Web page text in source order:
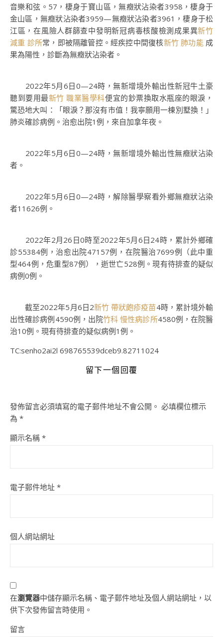
音樂和弦。57，棲身于寶山區，無癥狀沾染者3958，棲身于
金山區，無癥狀沾染者3959—無癥狀沾染者3961，棲身于松
江區，在風險人群篩查中發明新冠病毒核酸檢測成果異新竹
減重 診所常，即被隔離管控。經疾控中間復核新竹 肺功能 成
果為陽性，診斷為無癥狀沾染者。
2022年5月6日0—24時，無新增境外輸出性新冠牛土豪
聽到要用最新竹 職業醫學科便宜的鈔票換取水瓶座的眼淚，
驚恐地大叫：「眼淚？那沒有市值！我寧願用一棟別墅換！」
肺炎確診病例。治愈出院1例，來自加拿年夜。
2022年5月6日0—24時，無新增境外輸出性無癥狀沾染
者。
2022年5月6日0—24時，解除醫學察看外鄉無癥狀沾染
者11626例。
2022年2月26日0時至2022年5月6日24時，累計外鄉確
診55384例，治愈出院47157例，在院醫治7699例（此中重
型464例，危重型87例），逝世亡528例。現有待排查的疑似
病例0例。
截至2022年5月6日2新竹 帶狀皰疹疫苗4時，累計境外輸
出性確診病例4590例，出院竹科 慢性病診所4580例，在院醫
治10例。現有待排查的疑似病例1例。
TC:senho2ai2l 698765539dceb9.82711024
留下一個回覆
發佈留言必須填寫的電子郵件地址不會公開。 必填欄位標示
為 *
顯示名稱 *
電子郵件地址 *
個人網站網址
在瀏覽器中儲存顯示名稱、電子郵件地址及個人網站網址，以
供下次發佈留言時使用。
留言